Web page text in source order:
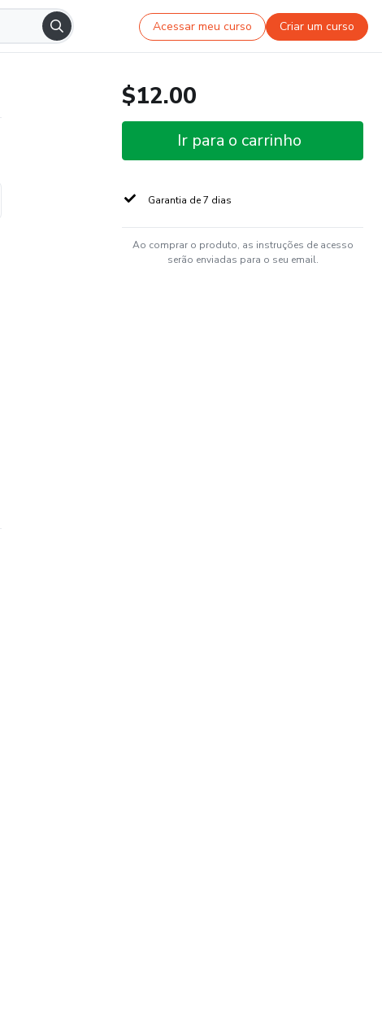
Acessar meu curso Criar um curso
$12.00
Ir para o carrinho
Garantia de 7 dias
Ao comprar o produto, as instruções de acesso
serão enviadas para o seu email.